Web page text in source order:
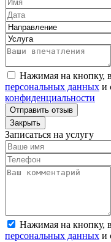
Нажимая на кнопку,
персональных данных и
конфиденциальности
Отправить отзыв
Закрыть
Записаться на услугу
Нажимая на кнопку,
персональных данных и